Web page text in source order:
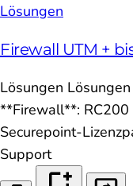
Lösungen
Firewall UTM +
Lösungen Lösungen
**Firewall**: RC200
Securepoint-
Support